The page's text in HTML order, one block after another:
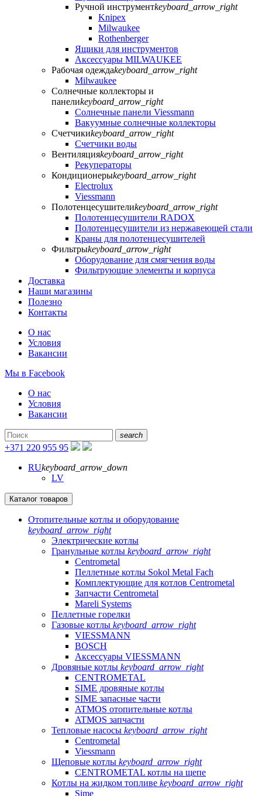
Ручной инструментkeyboard_arrow_right
Knipex
Milwaukee
Rothenberger
Ящики для инструментов
Аксессуары MILWAUKEE
Рабочая одеждаkeyboard_arrow_right
Milwaukee
Солнечные коллекторы и
панелиkeyboard_arrow_right
Солнечные панели Viessmann
Вакуумные солнечные коллекторы
Счетчикиkeyboard_arrow_right
Счетчики воды
Вентиляцияkeyboard_arrow_right
Рекуператоры
Кондиционерыkeyboard_arrow_right
Electrolux
Viessmann
Полотенцесушителиkeyboard_arrow_right
Полотенцесушители RADOX
Полотенцесушители из нержавеющей стали
Краны для полотенцесушителей
Фильтрыkeyboard_arrow_right
Оборудование для смягчения воды
Фильтрующие элементы и корпуса
Доставка
Наши магазины
Полезно
Контакты
О нас
Условия
Вакансии
Мы в Facebook
О нас
Условия
Вакансии
search
+371 220 955 95
RUkeyboard_arrow_down
LV
Каталог товаров
Отопительные котлы и оборудование
keyboard_arrow_right
Электрические котлы
Гранульные котлы keyboard_arrow_right
Centrometal
Пеллетные котлы Sokol Metal Fach
Комплектующие для котлов Centrometal
Запчасти Centrometal
Mareli Systems
Пеллетные горелки
Газовые котлы keyboard_arrow_right
VIESSMANN
BOSCH
Аксессуары VIESSMANN
Дровяные котлы keyboard_arrow_right
CENTROMETAL
SIME дровяные котлы
SIME запасные части
ATMOS отопительные котлы
ATMOS запчасти
Тепловые насосы keyboard_arrow_right
Centrometal
Viessmann
Щеповые котлы keyboard_arrow_right
CENTROMETAL котлы на щепе
Котлы на жидком топливе keyboard_arrow_right
Sime